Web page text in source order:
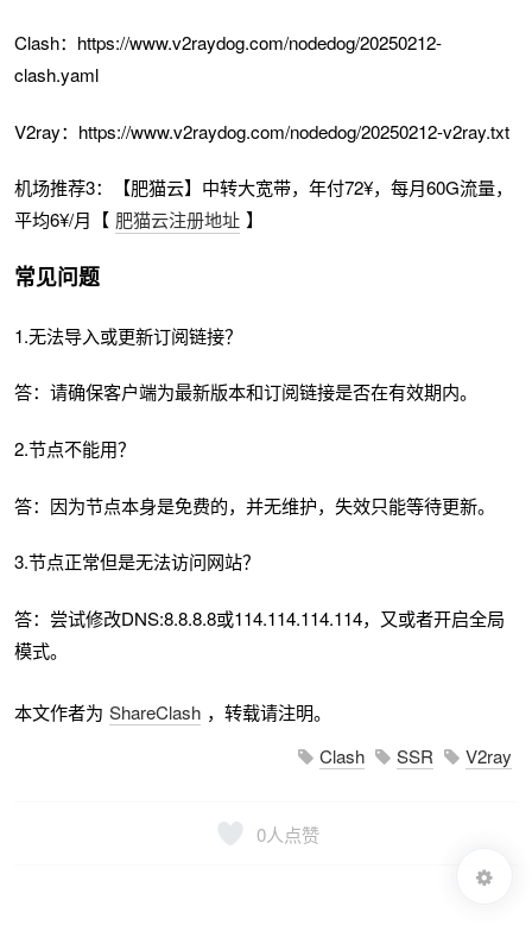
Clash：https://www.v2raydog.com/nodedog/20250212-
clash.yaml
V2ray：https://www.v2raydog.com/nodedog/20250212-v2ray.txt
机场推荐3：【肥猫云】中转大宽带，年付72¥，每月60G流量，
平均6¥/月【 肥猫云注册地址 】
常见问题
1.无法导入或更新订阅链接？
答：请确保客户端为最新版本和订阅链接是否在有效期内。
2.节点不能用？
答：因为节点本身是免费的，并无维护，失效只能等待更新。
3.节点正常但是无法访问网站？
答：尝试修改DNS:8.8.8.8或114.114.114.114，又或者开启全局
模式。
本文作者为 ShareClash ，转载请注明。
Clash
SSR V2ray
0人点赞